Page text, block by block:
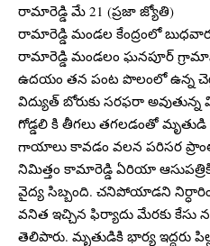
రామారెడ్డి మే 21 (ప్రజా జ్యోతి)
రామారెడ్డి మండల కేంద్రంలో
రామారెడ్డి మండలం ఘనపూర్
ఉదయం తన పంట పొలంలో ఉన్న
విద్యుత్ బోరుకు సరఫరా
గోడ్డలి కి తీగలు తగలడంతో మృతుడి
గాయాలు కావడం వలన పరిసర
నిమిత్తం కామారెడ్డి ఏరియా
వైద్య సిబ్బంది. చనిపోయాడని
వనిత ఇచ్చిన ఫిర్యాదు మేరకు కేసు
తెలిపారు. మృతుడికి భార్య ఇద్దరు